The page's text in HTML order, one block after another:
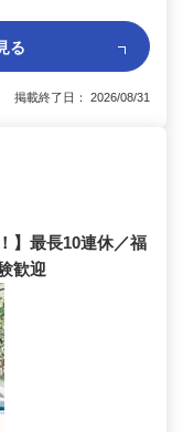
る
掲載終了日： 2026/08/31
】最長10連休／福
歓迎